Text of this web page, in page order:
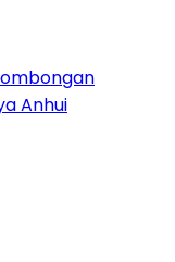
Anhui